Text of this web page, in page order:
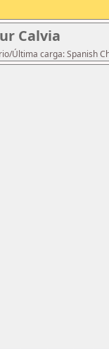
Calvia
Última carga: Spanish